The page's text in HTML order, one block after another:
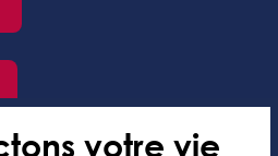
votre vie